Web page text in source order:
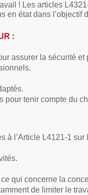
! Les articles
en état dans l’objectif
:
assurer la sécurité
pour tenir compte du
à l’Article L4121-1
qui concerne la
de limiter le